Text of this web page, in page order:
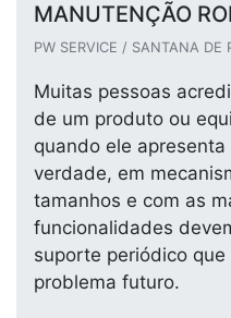
MANUTENÇÃO
PW SERVICE / SANTANA DE
Muitas pessoas
de um produto ou
quando ele
verdade, em
tamanhos e com as
funcionalidades
suporte periódico
problema futuro.